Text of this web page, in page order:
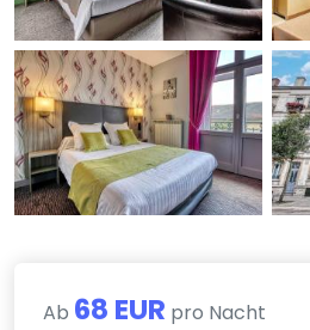
Ab 68 EUR pro Nacht